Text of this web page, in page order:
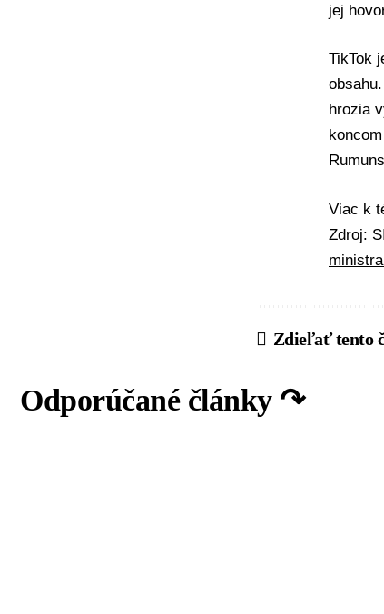
jej
TikTok
hrozia
Viac k
Zdroj:
Zdieľať tento
Odporúčané články ↷